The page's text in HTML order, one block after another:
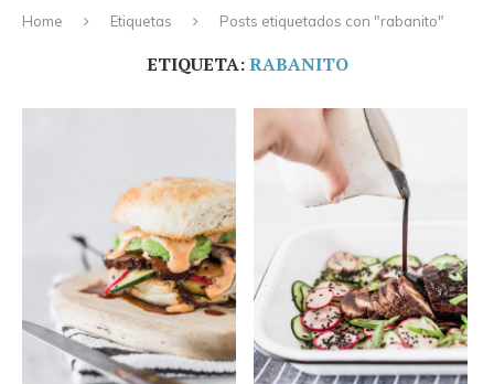
Home Etiquetas Posts etiquetados con "rabanito"
ETIQUETA:RABANITO